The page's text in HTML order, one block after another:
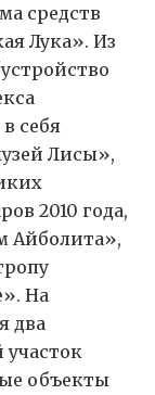
средств
Лука». Из
себя
Лисы»,
2010 года,
Айболита»,
На
два
объекты